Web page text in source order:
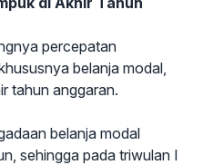
percepatan
belanja modal,
tahun anggaran.
belanja modal
sehingga pada triwulan I